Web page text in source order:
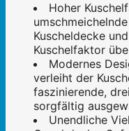
Hoher
Kuscheldecke
Kuschelfaktor
Modernes
verleiht der
faszinierende,
sorgfältig
Unendliche